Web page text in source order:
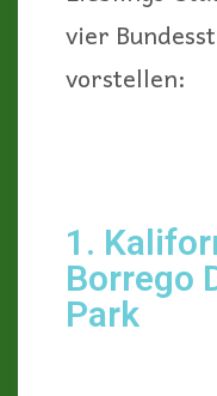
vier
vorstellen:
1.
Borrego
Park